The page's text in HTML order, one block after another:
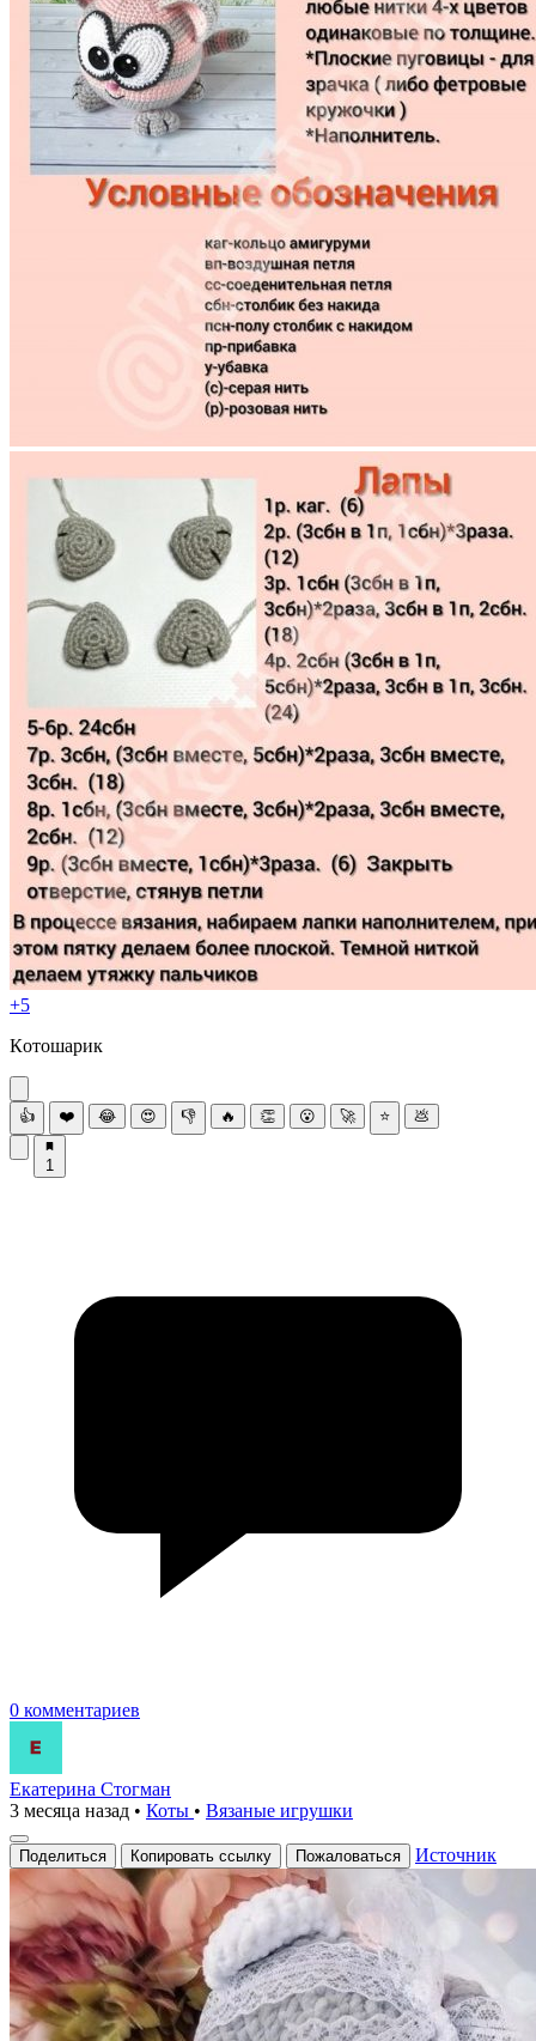
+5
Кoтошaрик
👍 ❤️ 😂 😍 👎 🔥 👏 😮 🚀 ⭐ 💩
1
0 комментариев
Екатерина Стогман
3 месяца назад • Коты • Вязаные игрушки
Поделиться Копировать ссылку Пожаловаться Источник